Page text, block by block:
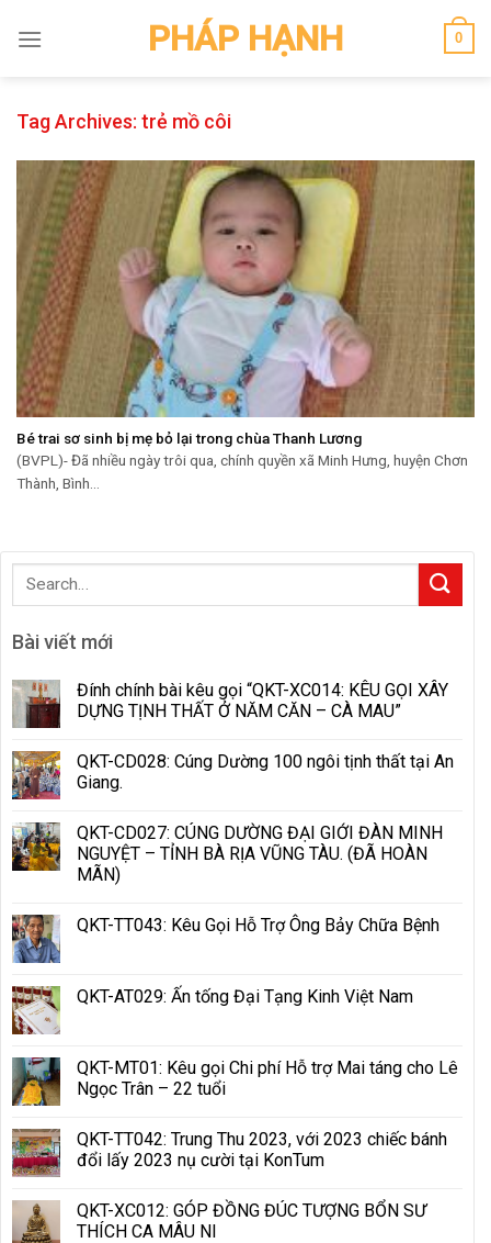
PHÁP HẠNH 0
Tag Archives: trẻ mồ côi
Bé trai sơ sinh bị mẹ bỏ lại trong chùa Thanh Lương
(BVPL)- Đã nhiều ngày trôi qua, chính quyền xã Minh Hưng, huyện Chơn
Thành, Bình...
Bài viết mới
Đính chính bài kêu gọi “QKT-XC014: KÊU GỌI XÂY
DỰNG TỊNH THẤT Ở NĂM CĂN – CÀ MAU”
QKT-CD028: Cúng Dường 100 ngôi tịnh thất tại An
Giang.
QKT-CD027: CÚNG DƯỜNG ĐẠI GIỚI ĐÀN MINH
NGUYỆT – TỈNH BÀ RỊA VŨNG TÀU. (ĐÃ HOÀN
MÃN)
QKT-TT043: Kêu Gọi Hỗ Trợ Ông Bảy Chữa Bệnh
QKT-AT029: Ấn tống Đại Tạng Kinh Việt Nam
QKT-MT01: Kêu gọi Chi phí Hỗ trợ Mai táng cho Lê
Ngọc Trân – 22 tuổi
QKT-TT042: Trung Thu 2023, với 2023 chiếc bánh
đổi lấy 2023 nụ cười tại KonTum
QKT-XC012: GÓP ĐỒNG ĐÚC TƯỢNG BỔN SƯ
THÍCH CA MÂU NI